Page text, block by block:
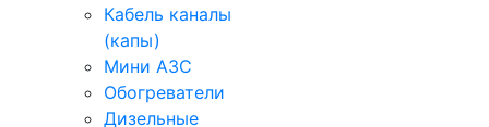
Кабель каналы
(капы)
Мини АЗС
Обогреватели
Дизельные